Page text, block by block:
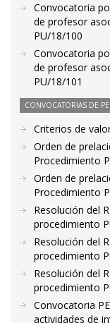
Convocatoria
de profesor
PU/18/100
Convocatoria
de profesor
PU/18/101
CONVOCATORIAS DE
Criterios de
Orden de
Procedimiento
Orden de
Procedimiento
Resolución del
procedimiento
Resolución del
procedimiento
Resolución del
procedimiento
Convocatoria
actividades de